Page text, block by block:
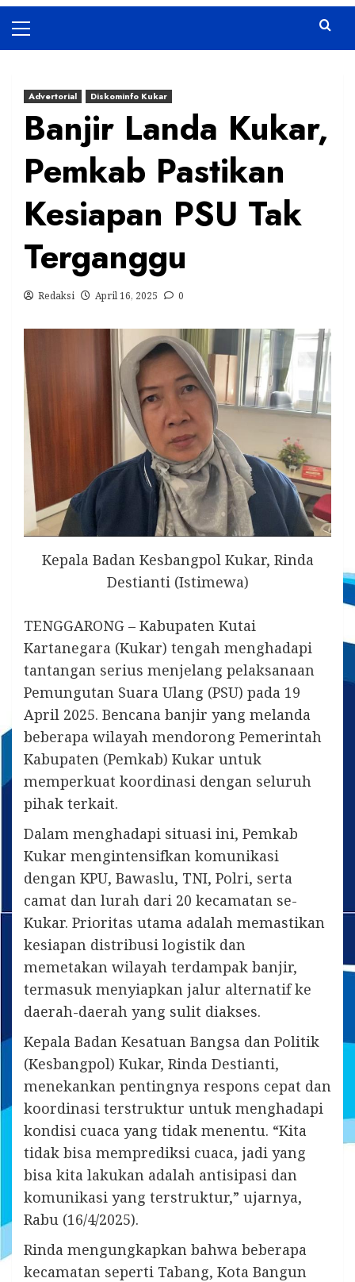
Menu
Advertorial Diskominfo Kukar
Banjir Landa Kukar,
Pemkab Pastikan
Kesiapan PSU Tak
Terganggu
Redaksi April 16, 2025 0
Kepala Badan Kesbangpol Kukar, Rinda
Destianti (Istimewa)
TENGGARONG – Kabupaten Kutai
Kartanegara (Kukar) tengah menghadapi
tantangan serius menjelang pelaksanaan
Pemungutan Suara Ulang (PSU) pada 19
April 2025. Bencana banjir yang melanda
beberapa wilayah mendorong Pemerintah
Kabupaten (Pemkab) Kukar untuk
memperkuat koordinasi dengan seluruh
pihak terkait.
Dalam menghadapi situasi ini, Pemkab
Kukar mengintensifkan komunikasi
dengan KPU, Bawaslu, TNI, Polri, serta
camat dan lurah dari 20 kecamatan se-
Kukar. Prioritas utama adalah memastikan
kesiapan distribusi logistik dan
memetakan wilayah terdampak banjir,
termasuk menyiapkan jalur alternatif ke
daerah-daerah yang sulit diakses.
Kepala Badan Kesatuan Bangsa dan Politik
(Kesbangpol) Kukar, Rinda Destianti,
menekankan pentingnya respons cepat dan
koordinasi terstruktur untuk menghadapi
kondisi cuaca yang tidak menentu. “Kita
tidak bisa memprediksi cuaca, jadi yang
bisa kita lakukan adalah antisipasi dan
komunikasi yang terstruktur,” ujarnya,
Rabu (16/4/2025).
Rinda mengungkapkan bahwa beberapa
kecamatan seperti Tabang, Kota Bangun